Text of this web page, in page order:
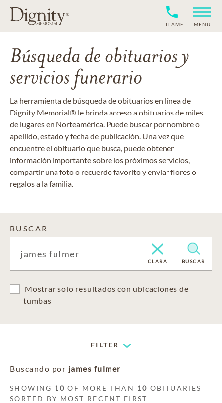
LLAME MENÚ
Búsqueda de obituarios y
servicios funerario
La herramienta de búsqueda de obituarios en línea de
Dignity Memorial® le brinda acceso a obituarios de miles
de lugares en Norteamérica. Puede buscar por nombre o
apellido, estado y fecha de publicación. Una vez que
encuentre el obituario que busca, puede obtener
información importante sobre los próximos servicios,
compartir una foto o recuerdo favorito y enviar flores o
regalos a la familia.
BUSCAR
CLARA BUSCAR
Mostrar solo resultados con ubicaciones de
tumbas
FILTER
Buscando por james fulmer
SHOWING 10 OF MORE THAN 10 OBITUARIES
SORTED BY MOST RECENT FIRST